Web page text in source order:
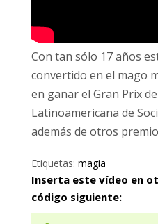
Con tan sólo 17 años
convertido en el mago
en ganar el Gran Prix
Latinoamericana de
además de otros
Etiquetas: magia
Inserta este vídeo en
código siguiente: